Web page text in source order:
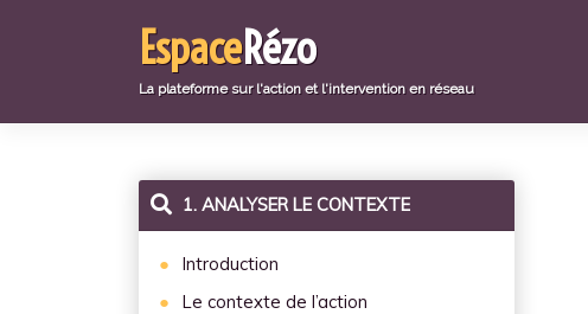
EspaceRézo
La plateforme sur l'action et l'intervention en réseau
1. ANALYSER LE CONTEXTE
Introduction
Le contexte de l’action